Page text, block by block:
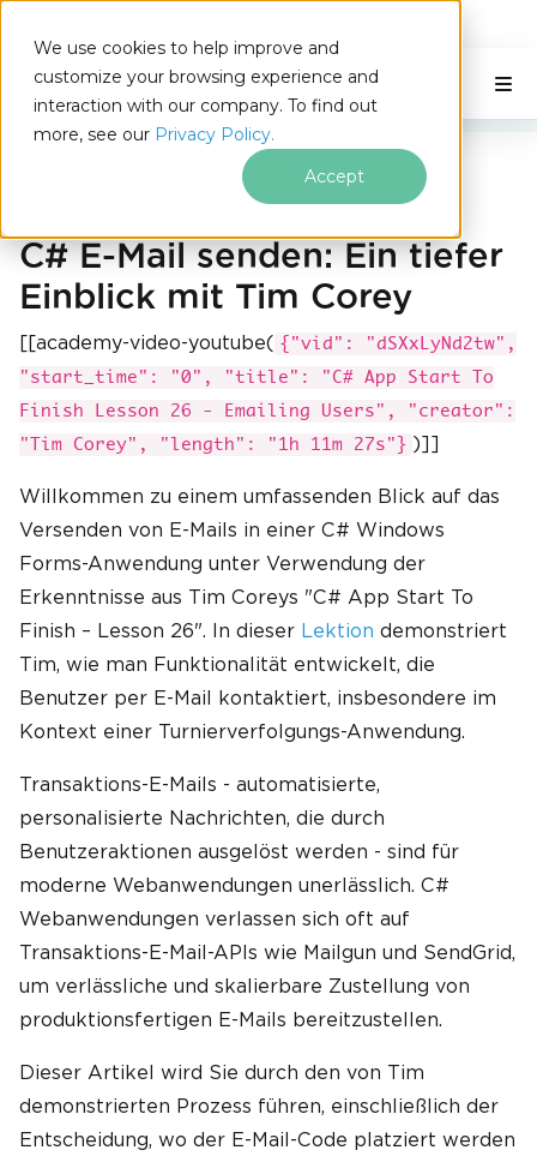
We use cookies to help improve and
customize your browsing experience and
interaction with our company. To find out
more, see our Privacy Policy.
Accept
IRONSOFTWARE
Zum Fußzeileninhalt springen
C# Application
Auf dieser Seite
Lektion 26 - E-Mails an Benutzer senden
C# E-Mail senden: Ein tiefer
Einblick mit Tim Corey
[[academy-video-youtube( {"vid": "dSXxLyNd2tw",
"start_time": "0", "title": "C# App Start To
Finish Lesson 26 - Emailing Users", "creator":
"Tim Corey", "length": "1h 11m 27s"} )]]
Willkommen zu einem umfassenden Blick auf das
Versenden von E-Mails in einer C# Windows
Forms-Anwendung unter Verwendung der
Erkenntnisse aus Tim Coreys "C# App Start To
Finish – Lesson 26". In dieser Lektion demonstriert
Tim, wie man Funktionalität entwickelt, die
Benutzer per E-Mail kontaktiert, insbesondere im
Kontext einer Turnierverfolgungs-Anwendung.
Transaktions-E-Mails - automatisierte,
personalisierte Nachrichten, die durch
Benutzeraktionen ausgelöst werden - sind für
moderne Webanwendungen unerlässlich. C#
Webanwendungen verlassen sich oft auf
Transaktions-E-Mail-APIs wie Mailgun und SendGrid,
um verlässliche und skalierbare Zustellung von
produktionsfertigen E-Mails bereitzustellen.
Dieser Artikel wird Sie durch den von Tim
demonstrierten Prozess führen, einschließlich der
Entscheidung, wo der E-Mail-Code platziert werden